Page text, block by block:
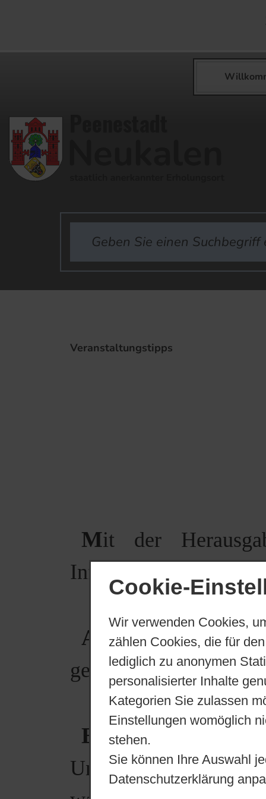
Cookie-
Wir verwenden Cookies,
zählen Cookies, die für
lediglich zu anonymen
personalisierter Inhalte
Kategorien Sie zulassen
Einstellungen womöglich
stehen.
Sie können Ihre Auswahl
Datenschutzerklärung
Veranstaltungstipps
Mit der
Inflationsjahren 1922/
A
uch für
gebracht.
E
s gab sie als 10
Unterschrift des